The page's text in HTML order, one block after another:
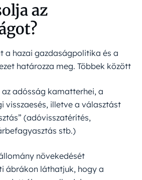
az
a hazai gazdaságpolitika és a
határozza meg. Többek között
adósság kamatterhei, a
visszaesés, illetve a választást
(adóvisszatérítés,
stb.)
növekedését
ábrákon láthatjuk, hogy a